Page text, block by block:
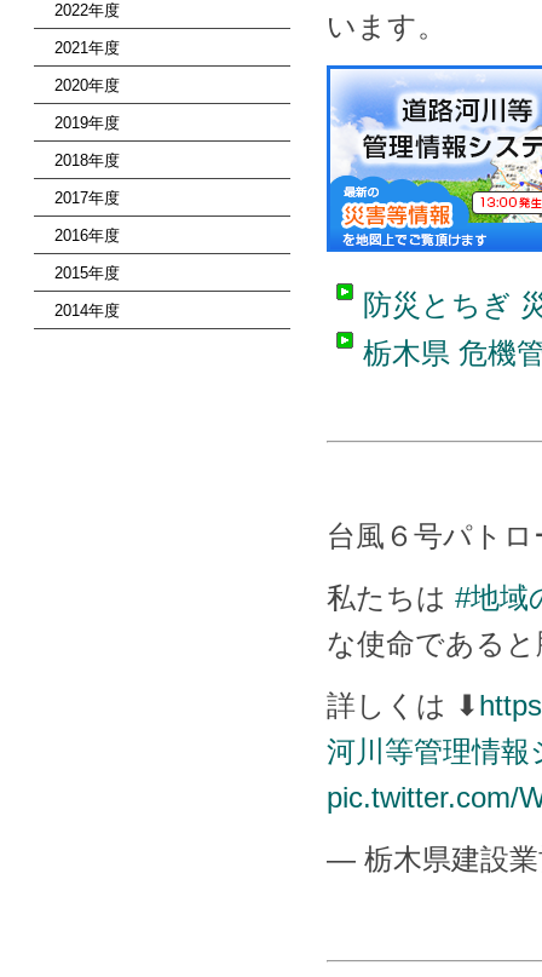
2022年度
2021年度
2020年度
2019年度
2018年度
2017年度
2016年度
2015年度
2014年度
います。
防災とちぎ
栃木県 危機
台風６号パトロ
私たちは #地域
な使命である
詳しくは ⬇
河川等管理情報
pic.twitter.com/
— 栃木県建設